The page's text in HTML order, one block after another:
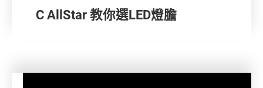
C AllStar 教你選LED燈膽